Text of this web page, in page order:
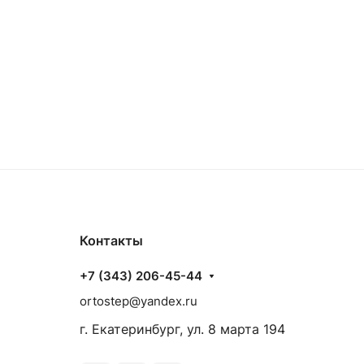
Контакты
+7 (343) 206-45-44
ortostep@yandex.ru
г. Екатеринбург, ул. 8 марта 194